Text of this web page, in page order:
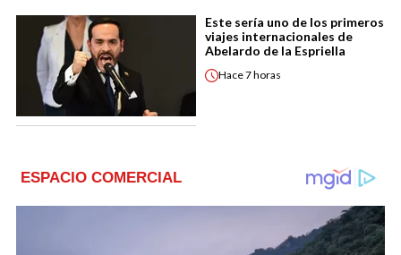
Este sería uno de los primeros
viajes internacionales de
Abelardo de la Espriella
Hace7 horas